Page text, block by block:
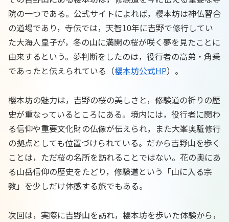
院の一つである。公式サイトによれば，櫻本坊は神仏習合
の道場であり，寺伝では，天智10年に吉野で修行してい
た大海人皇子が，冬の山に満開の桜が咲く夢を見たことに
由来するという。夢判断をしたのは，役行者の高弟・角乗
であったと伝えられている（櫻本坊公式HP）。
櫻本坊の魅力は，吉野の桜の美しさと，修験道の祈りの歴
史が重なっているところにある。境内には，役行者に関わ
る信仰や重要文化財の仏像が伝えられ，また大峯奥駈修行
の拠点としても位置づけられている。だから吉野山を歩く
ことは，ただ桜の名所を訪れることではない。花の奥にあ
る山岳信仰の歴史をたどり，修験道という「山に入る宗
教」を少しだけ体感する旅でもある。
次回は，実際に吉野山を訪れ，櫻本坊を歩いた体験から，